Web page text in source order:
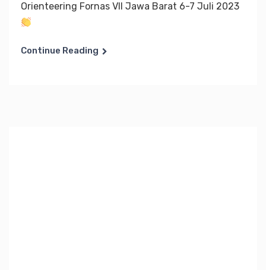
Orienteering Fornas VII Jawa Barat 6-7 Juli 2023
Continue Reading